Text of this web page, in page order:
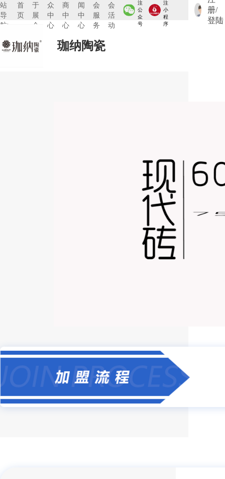
站
导
航:
首
页
于
展
会
众
中
心
商
中
心
闻
中
心
会
服
务
会
活
动
注
公
众
号
注
小
程
序
册/
登陆
珈纳陶瓷